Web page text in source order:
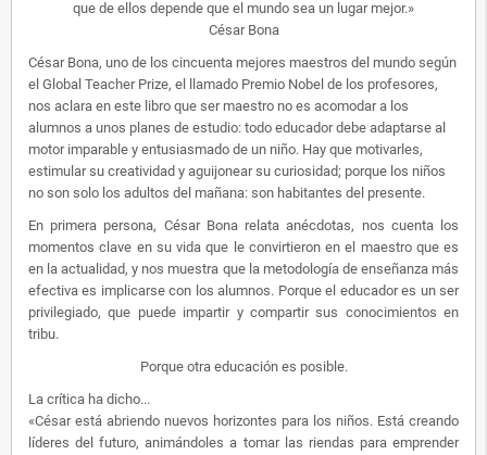
que de ellos depende que el mundo sea un lugar mejor.»
César Bona
César Bona, uno de los cincuenta mejores maestros del mundo según
el Global Teacher Prize, el llamado Premio Nobel de los profesores,
nos aclara en este libro que ser maestro no es acomodar a los
alumnos a unos planes de estudio: todo educador debe adaptarse al
motor imparable y entusiasmado de un niño. Hay que motivarles,
estimular su creatividad y aguijonear su curiosidad; porque los niños
no son solo los adultos del mañana: son habitantes del presente.
En primera persona, César Bona relata anécdotas, nos cuenta los
momentos clave en su vida que le convirtieron en el maestro que es
en la actualidad, y nos muestra que la metodología de enseñanza más
efectiva es implicarse con los alumnos. Porque el educador es un ser
privilegiado, que puede impartir y compartir sus conocimientos en
tribu.
Porque otra educación es posible.
La crítica ha dicho...
«César está abriendo nuevos horizontes para los niños. Está creando
líderes del futuro, animándoles a tomar las riendas para emprender